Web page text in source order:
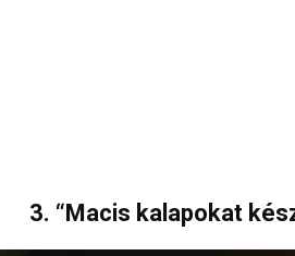
3. “Macis kalapokat